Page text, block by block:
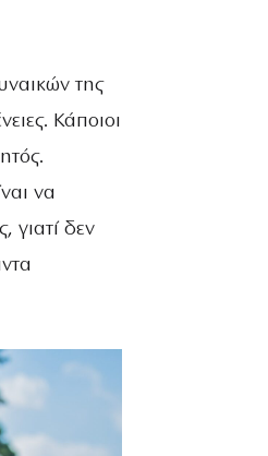
της
Κάποιοι
να
γιατί δεν